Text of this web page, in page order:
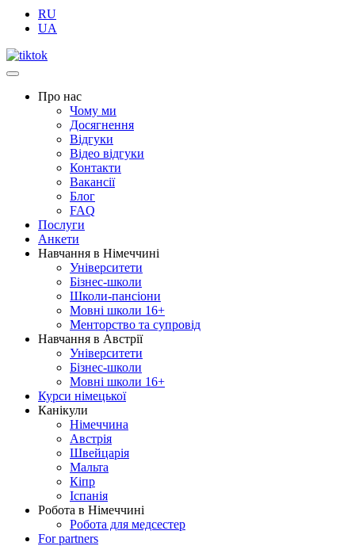
RU
UA
Про нас
Чому ми
Досягнення
Відгуки
Відео відгуки
Контакти
Вакансії
Блог
FAQ
Послуги
Анкети
Навчання в Німеччині
Університети
Бізнес-школи
Школи-пансіони
Мовні школи 16+
Менторство та супровід
Навчання в Австрії
Університети
Бізнес-школи
Мовні школи 16+
Курси німецької
Канікули
Німеччина
Австрія
Швейцарія
Мальта
Кіпр
Іспанія
Робота в Німеччині
Робота для медсестер
For partners